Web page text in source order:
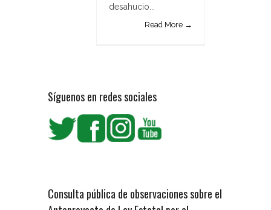
desahucio...
Read More →
Síguenos en redes sociales
Consulta pública de observaciones sobre el